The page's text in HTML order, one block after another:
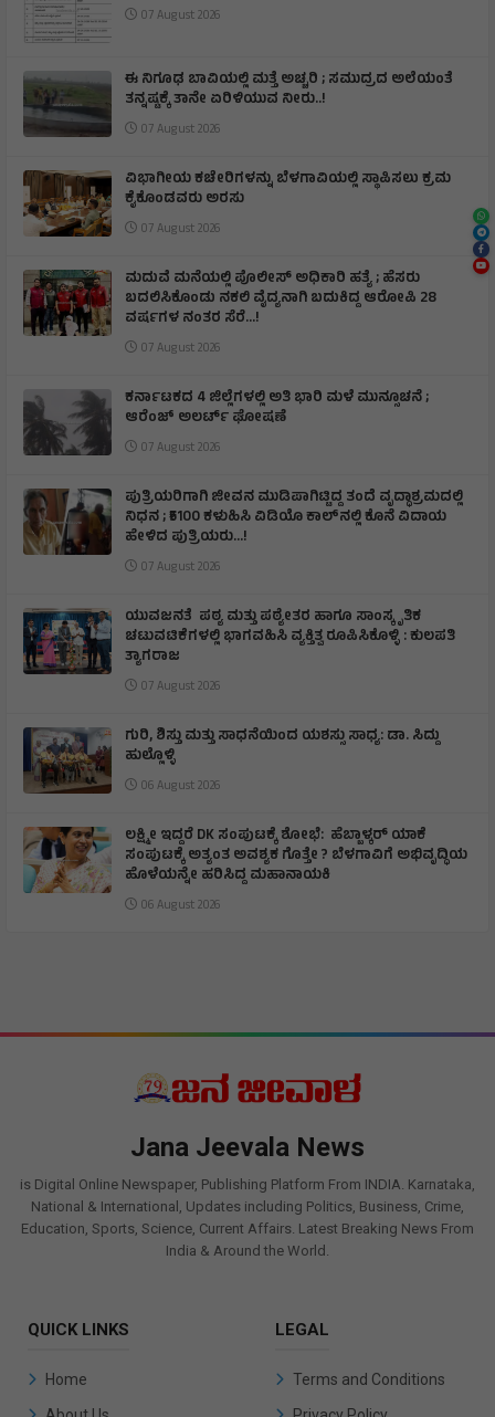
07 August 2026
ಈ ನಿಗೂಢ ಬಾವಿಯಲ್ಲಿ ಮತ್ತೆ ಅಚ್ಚರಿ ; ಸಮುದ್ರದ ಅಲೆಯಂತೆ
ತನ್ನಷ್ಟಕ್ಕೆ ತಾನೇ ಏರಿಳಿಯುವ ನೀರು..!
07 August 2026
ವಿಭಾಗೀಯ ಕಚೇರಿಗಳನ್ನು ಬೆಳಗಾವಿಯಲ್ಲಿ ಸ್ಥಾಪಿಸಲು ಕ್ರಮ
ಕೈಕೊಂಡವರು ಅರಸು
07 August 2026
ಮದುವೆ ಮನೆಯಲ್ಲಿ ಪೊಲೀಸ್ ಅಧಿಕಾರಿ ಹತ್ಯೆ ; ಹೆಸರು
ಬದಲಿಸಿಕೊಂಡು ನಕಲಿ ವೈದ್ಯನಾಗಿ ಬದುಕಿದ್ದ ಆರೋಪಿ 28
ವರ್ಷಗಳ ನಂತರ ಸೆರೆ…!
07 August 2026
ಕರ್ನಾಟಕದ 4 ಜಿಲ್ಲೆಗಳಲ್ಲಿ ಅತಿ ಭಾರಿ ಮಳೆ ಮುನ್ಸೂಚನೆ ;
ಆರೆಂಜ್‌ ಅಲರ್ಟ್‌ ಘೋಷಣೆ
07 August 2026
ಪುತ್ರಿಯರಿಗಾಗಿ ಜೀವನ ಮುಡಿಪಾಗಿಟ್ಟಿದ್ದ ತಂದೆ ವೃದ್ಧಾಶ್ರಮದಲ್ಲಿ
ನಿಧನ ; ₹5100 ಕಳುಹಿಸಿ ವಿಡಿಯೊ ಕಾಲ್‌ನಲ್ಲಿ ಕೊನೆ ವಿದಾಯ
ಹೇಳಿದ ಪುತ್ರಿಯರು...!
07 August 2026
ಯುವಜನತೆ ಪಠ್ಯ ಮತ್ತು ಪಠ್ಯೇತರ ಹಾಗೂ ಸಾಂಸ್ಕೃತಿಕ
ಚಟುವಟಿಕೆಗಳಲ್ಲಿ ಭಾಗವಹಿಸಿ ವ್ಯಕ್ತಿತ್ವ ರೂಪಿಸಿಕೊಳ್ಳಿ : ಕುಲಪತಿ
ತ್ಯಾಗರಾಜ
07 August 2026
ಗುರಿ, ಶಿಸ್ತು ಮತ್ತು ಸಾಧನೆಯಿಂದ ಯಶಸ್ಸು ಸಾಧ್ಯ: ಡಾ. ಸಿದ್ದು
ಹುಲ್ಲೊಳ್ಳಿ
06 August 2026
ಲಕ್ಷ್ಮೀ ಇದ್ದರೆ DK ಸಂಪುಟಕ್ಕೆ ಶೋಭೆ: ಹೆಬ್ಬಾಳ್ಕರ್ ಯಾಕೆ
ಸಂಪುಟಕ್ಕೆ ಅತ್ಯಂತ ಅವಶ್ಯಕ ಗೊತ್ತೇ ? ಬೆಳಗಾವಿಗೆ ಅಭಿವೃದ್ಧಿಯ
ಹೊಳೆಯನ್ನೇ ಹರಿಸಿದ್ದ ಮಹಾನಾಯಕಿ
06 August 2026
Jana Jeevala News
is Digital Online Newspaper, Publishing Platform From INDIA. Karnataka,
National & International, Updates including Politics, Business, Crime,
Education, Sports, Science, Current Affairs. Latest Breaking News From
India & Around the World.
QUICK LINKS
Home
LEGAL
Terms and Conditions